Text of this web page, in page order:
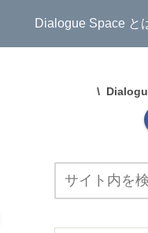
Dialogue Space と